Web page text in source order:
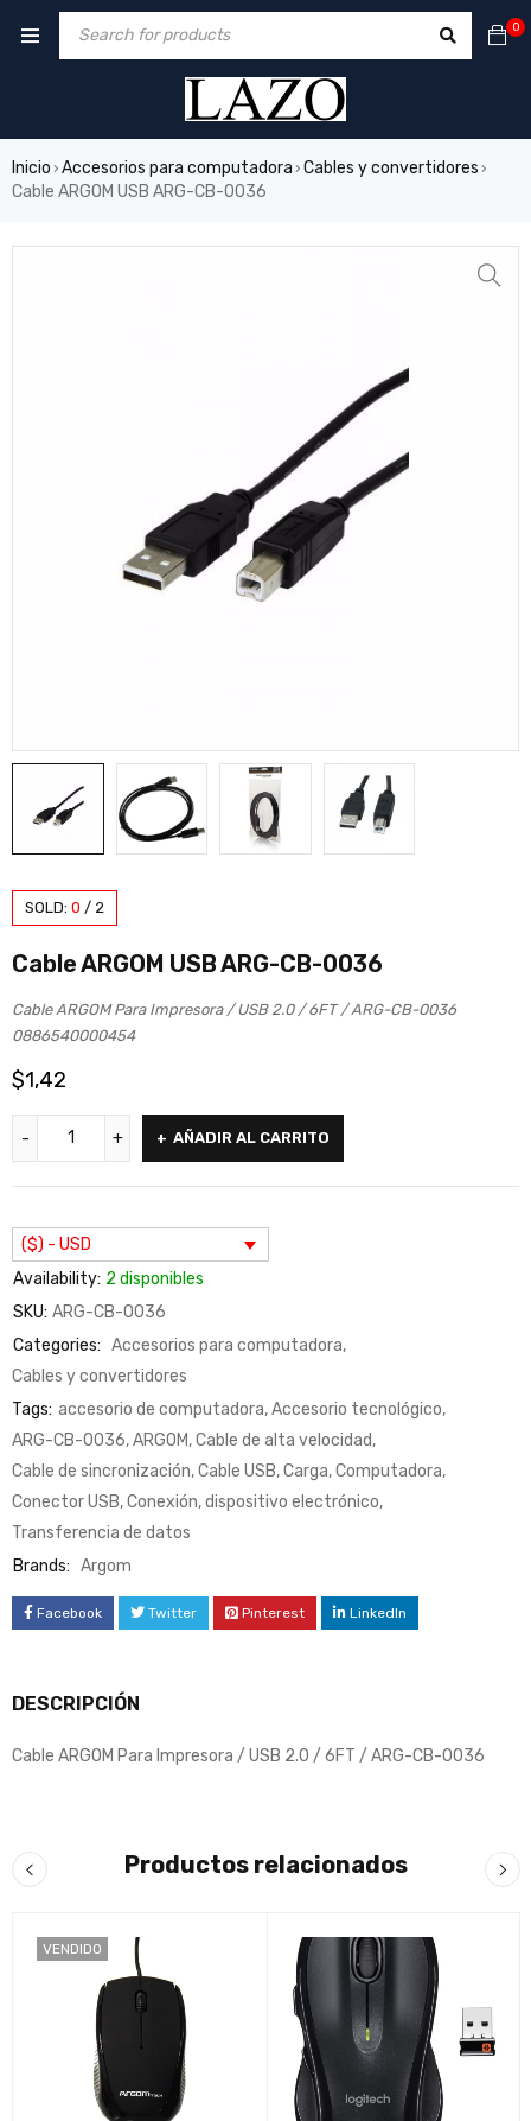
0
Inicio › Accesorios para computadora › Cables y convertidores ›
Cable ARGOM USB ARG-CB-0036
SOLD: 0 / 2
Cable ARGOM USB ARG-CB-0036
Cable ARGOM Para Impresora / USB 2.0 / 6FT / ARG-CB-0036
0886540000454
$1,42
AÑADIR AL CARRITO
($) - USD
Availability: 2 disponibles
SKU: ARG-CB-0036
Categories: Accesorios para computadora,
Cables y convertidores
Tags: accesorio de computadora,Accesorio tecnológico,
ARG-CB-0036,ARGOM,Cable de alta velocidad,
Cable de sincronización,Cable USB,Carga,Computadora,
Conector USB,Conexión,dispositivo electrónico,
Transferencia de datos
Brands: Argom
Facebook Twitter Pinterest LinkedIn
DESCRIPCIÓN
Cable ARGOM Para Impresora / USB 2.0 / 6FT / ARG-CB-0036
Productos relacionados
VENDIDO